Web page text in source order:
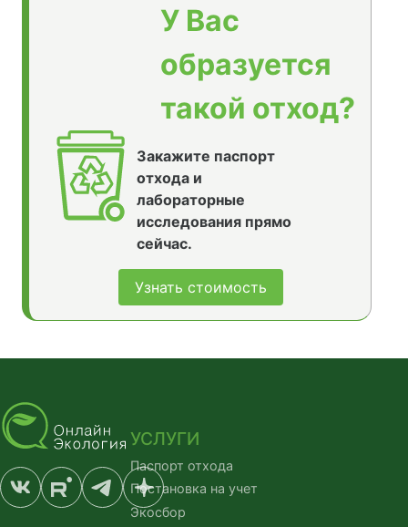
У Вас
образуется
такой отход?
Закажите паспорт
отхода и
лабораторные
исследования прямо
сейчас.
Узнать стоимость
УСЛУГИ
Паспорт отхода
Постановка на учет
Экосбор